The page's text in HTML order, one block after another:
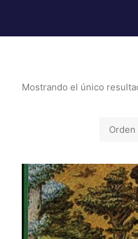
INICIO
CATEGORÍAS
AUTORES
Mostrando el único